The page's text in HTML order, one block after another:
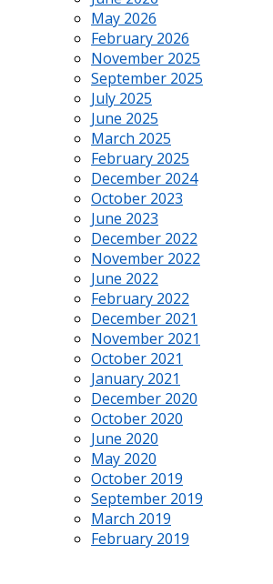
May 2026
February 2026
November 2025
September 2025
July 2025
June 2025
March 2025
February 2025
December 2024
October 2023
June 2023
December 2022
November 2022
June 2022
February 2022
December 2021
November 2021
October 2021
January 2021
December 2020
October 2020
June 2020
May 2020
October 2019
September 2019
March 2019
February 2019